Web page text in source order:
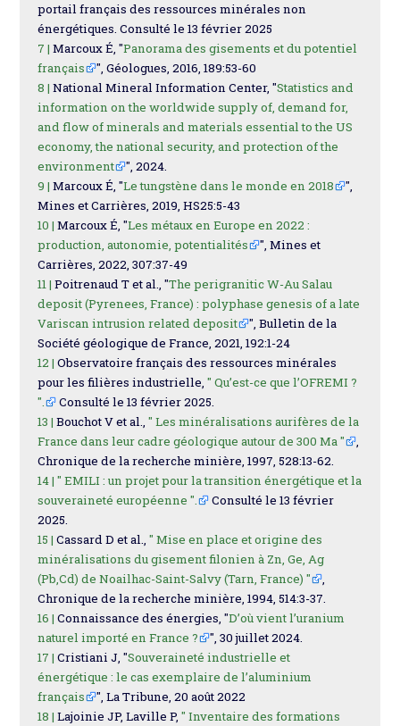
portail français des ressources minérales non
énergétiques. Consulté le 13 février 2025
7 | Marcoux É, "Panorama des gisements et du potentiel
français
", Géologues, 2016, 189:53-60
8 | National Mineral Information Center, "Statistics and
information on the worldwide supply of, demand for,
and flow of minerals and materials essential to the US
economy, the national security, and protection of the
environment
", 2024.
9 | Marcoux É, "Le tungstène dans le monde en 2018
",
Mines et Carrières, 2019, HS25:5-43
10 | Marcoux É, "Les métaux en Europe en 2022 :
production, autonomie, potentialités
", Mines et
Carrières, 2022, 307:37-49
11 | Poitrenaud T et al., "The perigranitic W-Au Salau
deposit (Pyrenees, France) : polyphase genesis of a late
Variscan intrusion related deposit
", Bulletin de la
Société géologique de France, 2021, 192:1-24
12 | Observatoire français des ressources minérales
pour les filières industrielle," Qu’est-ce que l’OFREMI ?
".
Consulté le 13 février 2025.
13 | Bouchot V et al.," Les minéralisations aurifères de la
France dans leur cadre géologique autour de 300 Ma "
,
Chronique de la recherche minière, 1997, 528:13-62.
14 | " EMILI : un projet pour la transition énergétique et la
souveraineté européenne ".
Consulté le 13 février
2025.
15 | Cassard D et al.," Mise en place et origine des
minéralisations du gisement filonien à Zn, Ge, Ag
(Pb,Cd) de Noailhac-Saint-Salvy (Tarn, France) "
,
Chronique de la recherche minière, 1994, 514:3-37.
16 | Connaissance des énergies, "D’où vient l’uranium
naturel importé en France ?
", 30 juillet 2024.
17 | Cristiani J, "Souveraineté industrielle et
énergétique : le cas exemplaire de l’aluminium
français
", La Tribune, 20 août 2022
18 | Lajoinie JP, Laville P," Inventaire des formations